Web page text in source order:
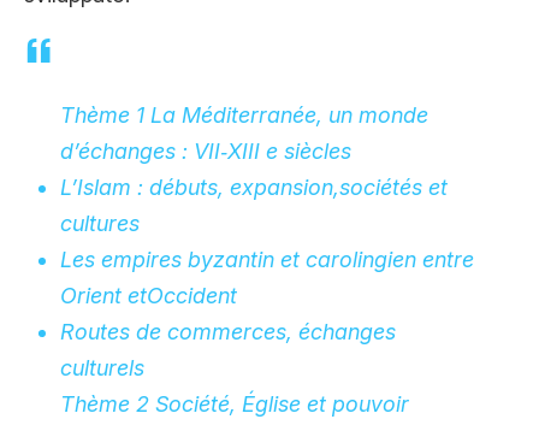
Thème 1 La Méditerranée, un monde
d’échanges : VII‐XIII e siècles
L’Islam : débuts, expansion,sociétés et
cultures
Les empires byzantin et carolingien entre
Orient etOccident
Routes de commerces, échanges
culturels
Thème 2 Société, Église et pouvoir